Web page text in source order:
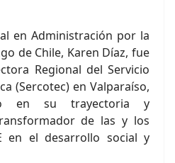
en Administración por la
de Chile, Karen Díaz, fue
Regional del Servicio
(Sercotec) en Valparaíso,
en su trayectoria y
de las y los
en el desarrollo social y